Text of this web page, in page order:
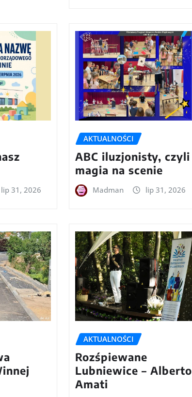
lip 31, 2026
AKTUALNOŚCI
ABC iluzjonisty, czyli
magia na scenie
Madman lip 31, 2026
AKTUALNOŚCI
Rozśpiewane
Lubniewice – Alberto
Amati